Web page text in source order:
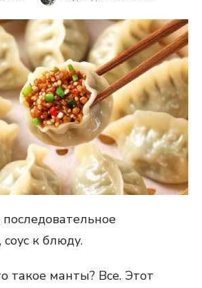
к блюду.
такое манты? Все. Этот